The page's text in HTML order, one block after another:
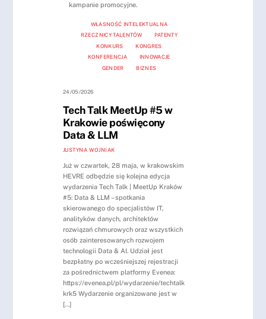
kampanie promocyjne.
WŁASNOŚĆ INTELEKTUALNA
RZECZNICY TALENTÓW
PATENTY
KONKURS
KONGRES
KONFERENCJA
INNOWACJE
GENDER
BIZNES
24/05/2026
Tech Talk MeetUp #5 w
Krakowie poświęcony
Data & LLM
JUSTYNA WOJNIAK
Już w czwartek, 28 maja, w krakowskim
HEVRE odbędzie się kolejna edycja
wydarzenia Tech Talk | MeetUp Kraków
#5: Data & LLM – spotkania
skierowanego do specjalistów IT,
analityków danych, architektów
rozwiązań chmurowych oraz wszystkich
osób zainteresowanych rozwojem
technologii Data & AI. Udział jest
bezpłatny po wcześniejszej rejestracji
za pośrednictwem platformy Evenea:
https://evenea.pl/pl/wydarzenie/techtalk
krk5 Wydarzenie organizowane jest w
[…]